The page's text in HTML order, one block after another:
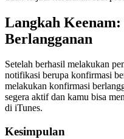
Langkah
Berlangganan
Setelah berhasil melakukan
notifikasi berupa konfirmasi
melakukan konfirmasi
segera aktif dan kamu bisa
di iTunes.
Kesimpulan